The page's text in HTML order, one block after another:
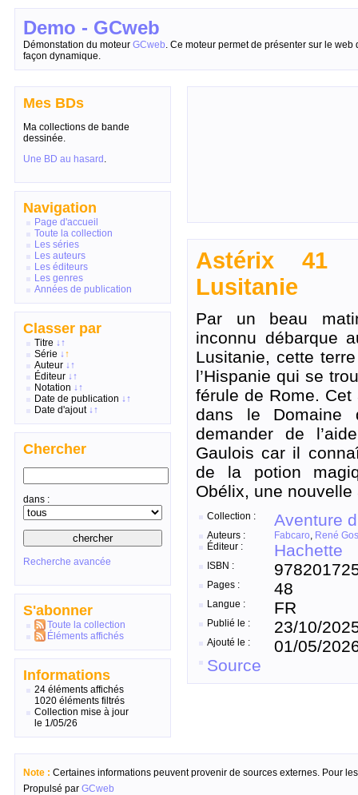
Demo - GCweb
Démonstation du moteur GCweb. Ce moteur permet de présenter sur le
façon dynamique.
Mes BDs
Ma collections de bande
dessinée.
Une BD au hasard .
Navigation
Page d'accueil
Toute la collection
Les séries
Les auteurs
Les éditeurs
Les genres
Années de publication
Classer par
Titre ↓↑
Série ↓↑
Auteur ↓↑
Éditeur ↓↑
Notation ↓↑
Date de publication ↓↑
Date d'ajout ↓↑
Chercher
dans :
Recherche avancée
S'abonner
Toute la collection
Éléments affichés
Informations
24 éléments affichés
1020 éléments filtrés
Collection mise à jour
le 1/05/26
Astérix 41
Lusitanie
Par un beau
inconnu débarque
Lusitanie, cette
l’Hispanie qui se
férule de Rome.
dans le Domaine
demander de
Gaulois car il
de la potion
Obélix, une
Collection : Aventure
Auteurs : Fabcaro René
Éditeur :
Hachette
ISBN :
Pages : 48
Langue : FR
Publié le : 23/10/
Ajouté le :
01/05/
Source
Note : Certaines informations peuvent provenir de sources externes. Pour
Propulsé par GCweb